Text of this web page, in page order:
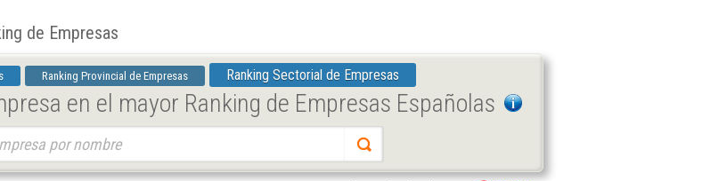
de Empresas
Ranking Provincial de Empresas Ranking Sectorial de Empresas
en el mayor Ranking de Empresas Españolas